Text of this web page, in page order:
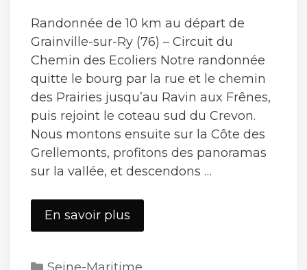
Randonnée de 10 km au départ de
Grainville-sur-Ry (76) – Circuit du
Chemin des Ecoliers Notre randonnée
quitte le bourg par la rue et le chemin
des Prairies jusqu’au Ravin aux Frênes,
puis rejoint le coteau sud du Crevon.
Nous montons ensuite sur la Côte des
Grellemonts, profitons des panoramas
sur la vallée, et descendons …
En savoir plus
sur-
Catégories